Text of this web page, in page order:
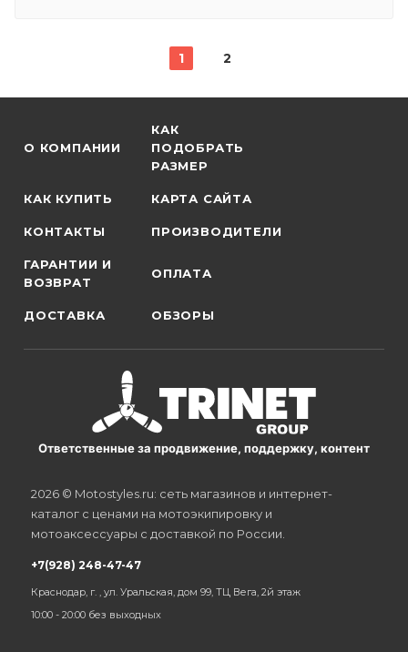
1 2
О КОМПАНИИ
КАК
ПОДОБРАТЬ
РАЗМЕР
КАК КУПИТЬ КАРТА САЙТА
КОНТАКТЫ ПРОИЗВОДИТЕЛИ
ГАРАНТИИ И
ВОЗВРАТ
ОПЛАТА
ДОСТАВКА ОБЗОРЫ
Ответственные за продвижение, поддержку, контент
2026 © Motostyles.ru: сеть магазинов и интернет-
каталог с ценами на мотоэкипировку и
мотоаксессуары с доставкой по России.
+7(928) 248-47-47
Краснодар, г. , ул. Уральская, дом 99, ТЦ Вега, 2й этаж
10:00 - 20:00 без выходных